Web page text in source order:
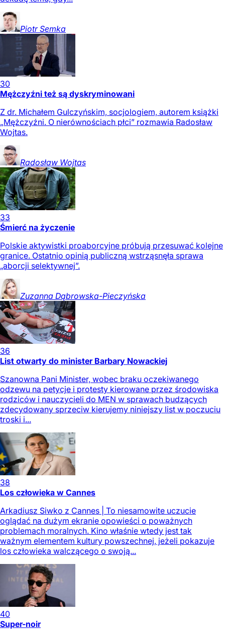
Piotr Semka
30
Mężczyźni też są dyskryminowani
Z dr. Michałem Gulczyńskim, socjologiem, autorem książki
„Mężczyźni. O nierównościach płci” rozmawia Radosław
Wojtas.
Radosław Wojtas
33
Śmierć na życzenie
Polskie aktywistki proaborcyjne próbują przesuwać kolejne
granice. Ostatnio opinią publiczną wstrząsnęła sprawa
„aborcji selektywnej”.
Zuzanna Dąbrowska-Pieczyńska
36
List otwarty do minister Barbary Nowackiej
Szanowna Pani Minister, wobec braku oczekiwanego
odzewu na petycje i protesty kierowane przez środowiska
rodziców i nauczycieli do MEN w sprawach budzących
zdecydowany sprzeciw kierujemy niniejszy list w poczuciu
troski i...
38
Los człowieka w Cannes
Arkadiusz Siwko z Cannes | To niesamowite uczucie
oglądać na dużym ekranie opowieści o poważnych
problemach moralnych. Kino właśnie wtedy jest tak
ważnym elementem kultury powszechnej, jeżeli pokazuje
los człowieka walczącego o swoją...
40
Super-noir